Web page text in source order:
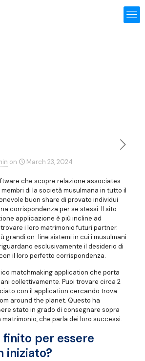
on March 23, 2024
che scopre relazione associates
di la società musulmana in tutto il
buon share di provato individui
corrispondenza per se stessi. Il sito
applicazione è più incline ad
i loro matrimonio futuri partner.
grandi on-line sistemi in cui i musulmani
esclusivamente il desiderio di
il loro perfetto corrispondenza.
matchmaking application che porta
collettivamente. Puoi trovare circa 2
con il application cercando trova
around the planet. Questo ha
stato in grado di consegnare sopra
che parla dei loro successi.
finito per essere
iniziato?